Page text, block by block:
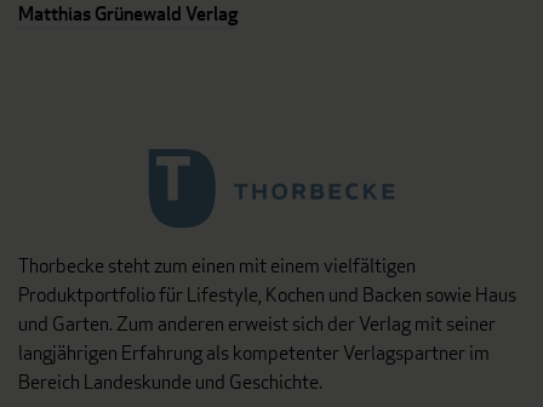
Matthias Grünewald Verlag
Thorbecke steht zum einen mit einem vielfältigen
Produktportfolio für Lifestyle, Kochen und Backen sowie Haus
und Garten. Zum anderen erweist sich der Verlag mit seiner
langjährigen Erfahrung als kompetenter Verlagspartner im
Bereich Landeskunde und Geschichte.